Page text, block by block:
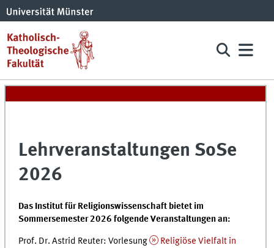
Lehrveranstaltungen SoSe
2026
Das Institut für Religionswissenschaft bietet im
Sommersemester 2026 folgende Veranstaltungen an:
Prof. Dr. Astrid Reuter: Vorlesung
Religiöse Vielfalt in